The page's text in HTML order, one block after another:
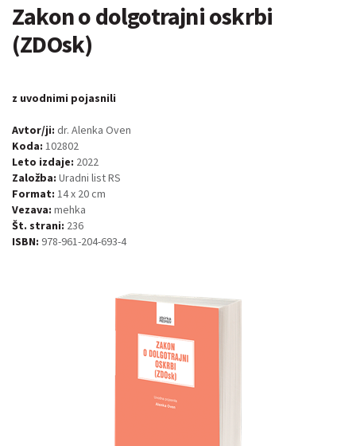
Zakon o dolgotrajni oskrbi
(ZDOsk)
z uvodnimi pojasnili
Avtor/ji: dr. Alenka Oven
Koda: 102802
Leto izdaje: 2022
Založba: Uradni list RS
Format: 14 x 20 cm
Vezava: mehka
Št. strani: 236
ISBN: 978-961-204-693-4